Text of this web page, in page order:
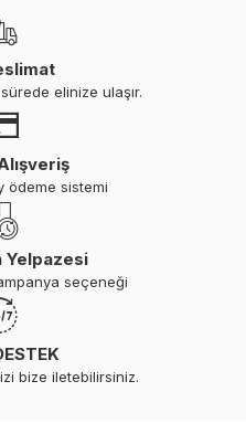
elinize ulaşır.
ödeme sistemi
Yelpazesi
seçeneği
bize iletebilirsiniz.